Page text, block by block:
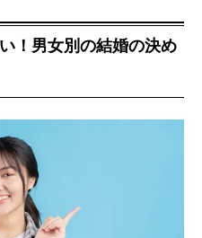
！男女別の結婚の決め